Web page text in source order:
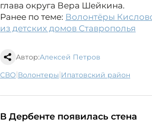
глава округа Вера Шейкина.
Ранее по теме: Волонтёры
из детских домов Ставрополья
Автор:Алексей Петров
СВО| волонтеры| Ипатовский район
В Дербенте появилась стена